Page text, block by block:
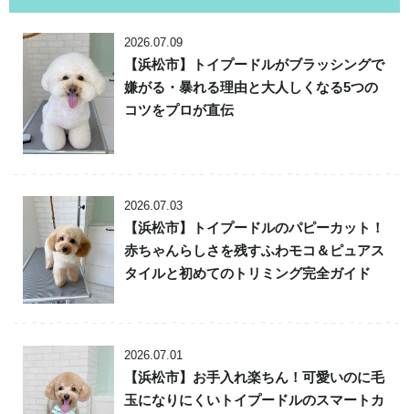
2026.07.09
【浜松市】トイプードルがブラッシングで
嫌がる・暴れる理由と大人しくなる5つの
コツをプロが直伝
2026.07.03
【浜松市】トイプードルのパピーカット！
赤ちゃんらしさを残すふわモコ＆ピュアス
タイルと初めてのトリミング完全ガイド
2026.07.01
【浜松市】お手入れ楽ちん！可愛いのに毛
玉になりにくいトイプードルのスマートカ